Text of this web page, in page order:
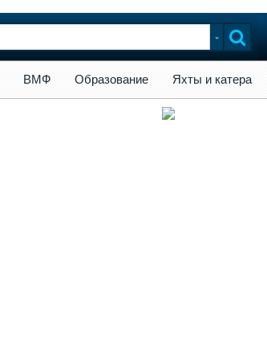
ВМФ Образование Яхты и катера